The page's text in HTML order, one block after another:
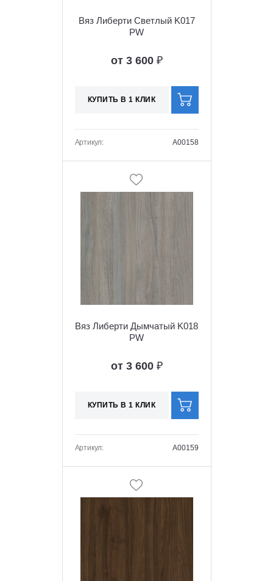
Вяз Либерти Светлый K017
PW
от 3 600 ₽
КУПИТЬ В 1 КЛИК
Артикул: A00158
Вяз Либерти Дымчатый K018
PW
от 3 600 ₽
КУПИТЬ В 1 КЛИК
Артикул: A00159